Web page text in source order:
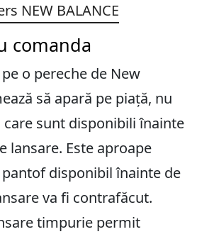
NEW BALANCE
comanda
o pereche de New
să apară pe piață, nu
sunt disponibili înainte
lansare. Este aproape
disponibil înainte de
va fi contrafăcut.
timpurie permit